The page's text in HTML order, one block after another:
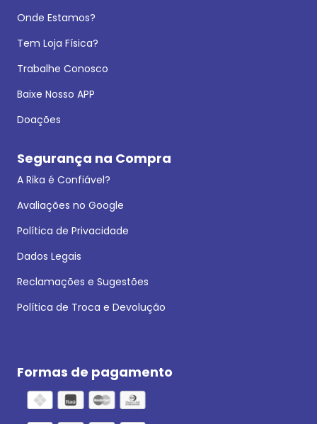
Onde Estamos?
Tem Loja Física?
Trabalhe Conosco
Baixe Nosso APP
Doações
Segurança na Compra
A Rika é Confiável?
Avaliações no Google
Política de Privacidade
Dados Legais
Reclamações e Sugestões
Política de Troca e Devolução
Formas de pagamento